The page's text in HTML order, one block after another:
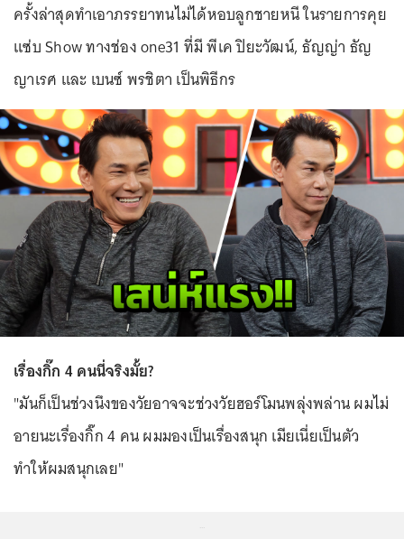
ครั้งล่าสุดทำเอาภรรยาทนไม่ได้หอบลูกชายหนี ในรายการคุย
แซ่บ Show ทางช่อง one31 ที่มี พีเค ปิยะวัฒน์, ธัญญ่า ธัญ
ญาเรศ และ เบนซ์ พรชิตา เป็นพิธีกร
เรื่องกิ๊ก 4 คนนี่จริงมั้ย?
"มันก็เป็นช่วงนึงของวัยอาจจะช่วงวัยฮอร์โมนพลุ่งพล่าน ผมไม่
อายนะเรื่องกิ๊ก 4 คน ผมมองเป็นเรื่องสนุก เมียเนี่ยเป็นตัว
ทำให้ผมสนุกเลย"